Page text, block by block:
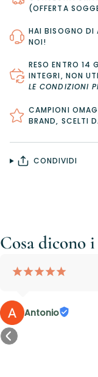
(OFFERTA
HAI BISOGNO DI
NOI!
RESO ENTRO 14
INTEGRI, NON
LE CONDIZIONI
CAMPIONI
BRAND, SCELTI
CONDIVIDI
Cosa dicono
¡¡¡¡¡
Antonio